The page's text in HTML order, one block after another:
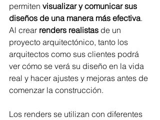
permiten visualizar y comunicar sus
diseños de una manera más efectiva.
Al crear renders realistas de un
proyecto arquitectónico, tanto los
arquitectos como sus clientes podrá
ver cómo se verá su diseño en la vida
real y hacer ajustes y mejoras antes de
comenzar la construcción.
Los renders se utilizan con diferentes